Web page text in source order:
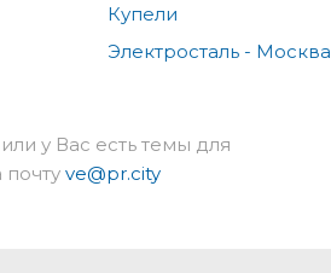
Купели
Электросталь - Москва
у Вас есть темы для
почту ve@pr.city